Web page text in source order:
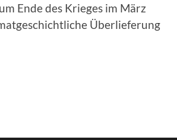
Ende des Krieges im März
Überlieferung